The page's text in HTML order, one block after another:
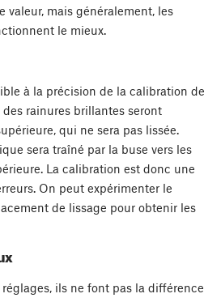
valeur, mais généralement, les
le mieux.
à la précision de la calibration de
rainures brillantes seront
qui ne sera pas lissée.
sera traîné par la buse vers les
La calibration est donc une
On peut expérimenter le
de lissage pour obtenir les
ils ne font pas la différence